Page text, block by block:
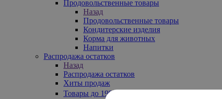
Продовольственные товары
Назад
Продовольственные товары
Кондитерские изделия
Корма для животных
Напитки
Распродажа остатков
Назад
Распродажа остатков
Хиты продаж
Товары до 199₽